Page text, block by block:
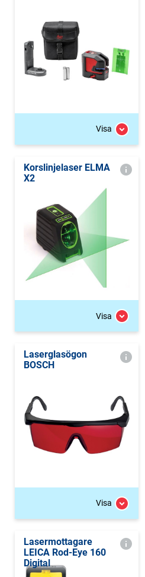
Visa
Korslinjelaser ELMA
X2
Visa
Laserglasögon
BOSCH
Visa
Lasermottagare
LEICA Rod-Eye 160
Digital